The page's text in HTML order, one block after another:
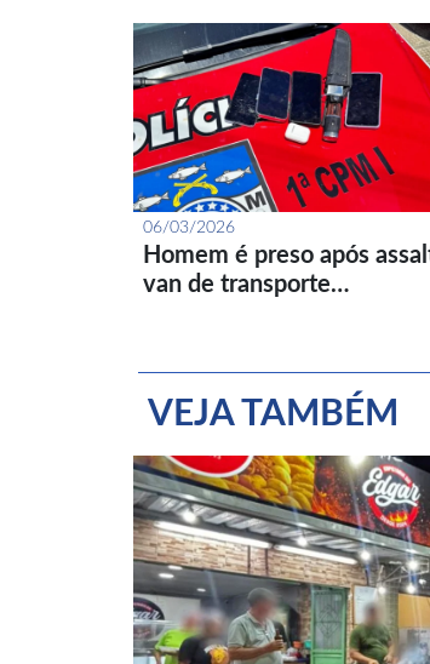
06/03/2026
Homem é preso após
van de transporte…
VEJA TAMBÉM